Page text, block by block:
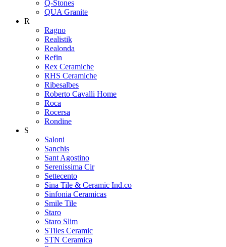
Q-Stones
QUA Granite
R
Ragno
Realistik
Realonda
Refin
Rex Ceramiche
RHS Ceramiche
Ribesalbes
Roberto Cavalli Home
Roca
Rocersa
Rondine
S
Saloni
Sanchis
Sant Agostino
Serenissima Cir
Settecento
Sina Tile & Ceramic Ind.co
Sinfonia Ceramicas
Smile Tile
Staro
Staro Slim
STiles Ceramic
STN Ceramica